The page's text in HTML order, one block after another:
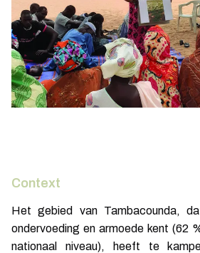
Context
Het gebied van Tambacounda,
ondervoeding en armoede kent (62
nationaal niveau), heeft te